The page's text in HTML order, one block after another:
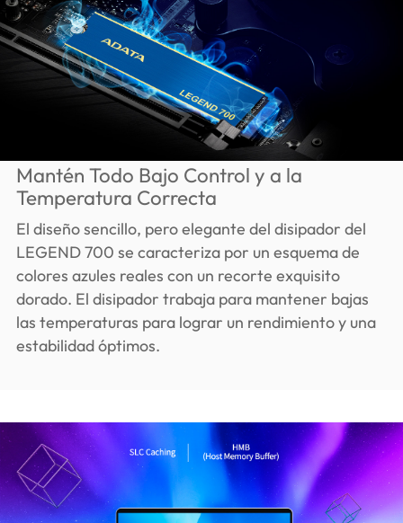
Mantén Todo Bajo Control y a la
Temperatura Correcta
El diseño sencillo, pero elegante del disipador del
LEGEND 700 se caracteriza por un esquema de
colores azules reales con un recorte exquisito
dorado. El disipador trabaja para mantener bajas
las temperaturas para lograr un rendimiento y una
estabilidad óptimos.